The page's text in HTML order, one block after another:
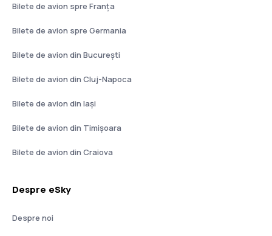
Bilete de avion spre Franţa
Bilete de avion spre Germania
Bilete de avion din București
Bilete de avion din Cluj-Napoca
Bilete de avion din Iași
Bilete de avion din Timișoara
Bilete de avion din Craiova
Despre eSky
Despre noi